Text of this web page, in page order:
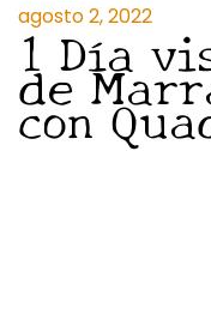
agosto 2, 2022
1 Día
de
con